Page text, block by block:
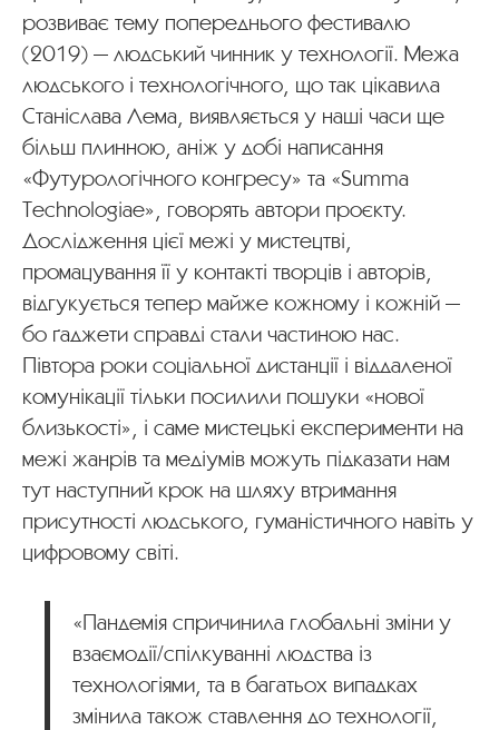
розвиває тему попереднього фестивалю
(2019) — людський чинник у технології. Межа
людського і технологічного, що так цікавила
Станіслава Лема, виявляється у наші часи ще
більш плинною, аніж у добі написання
«Футурологічного конгресу» та «Summa
Technologiae», говорять автори проєкту.
Дослідження цієї межі у мистецтві,
промацування її у контакті творців і авторів,
відгукується тепер майже кожному і кожній —
бо ґаджети справді стали частиною нас.
Півтора роки соціальної дистанції і віддаленої
комунікації тільки посилили пошуки «нової
близькості», і саме мистецькі експерименти на
межі жанрів та медіумів можуть підказати нам
тут наступний крок на шляху втримання
присутності людського, гуманістичного навіть у
цифровому світі.
«Пандемія спричинила глобальні зміни у
взаємодії/спілкуванні людства із
технологіями, та в багатьох випадках
змінила також ставлення до технології,